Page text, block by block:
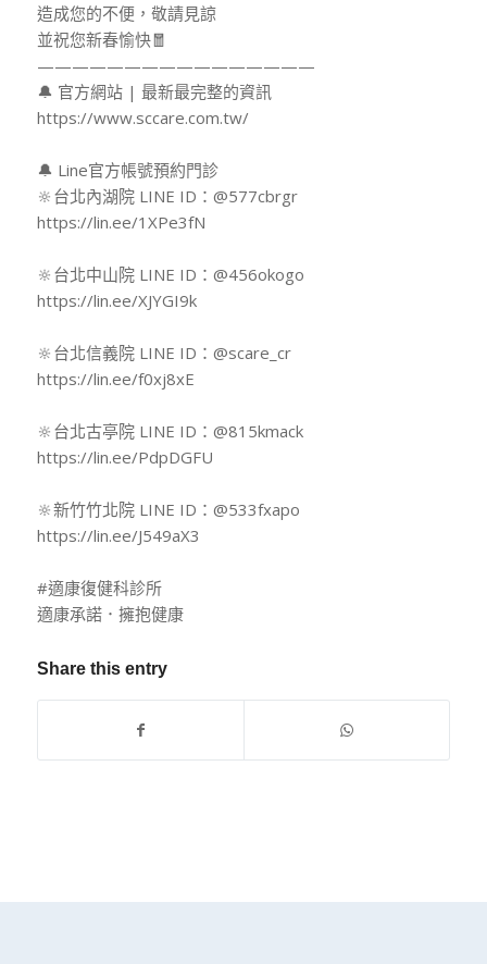
造成您的不便，敬請見諒
並祝您新春愉快🧧
————————————————
🔔 官方網站 | 最新最完整的資訊
https://www.sccare.com.tw/
🔔 Line官方帳號預約門診
🔆台北內湖院 LINE ID：@577cbrgr
https://lin.ee/1XPe3fN
🔆台北中山院 LINE ID：@456okogo
https://lin.ee/XJYGI9k
🔆台北信義院 LINE ID：@scare_cr
https://lin.ee/f0xj8xE
🔆台北古亭院 LINE ID：@815kmack
https://lin.ee/PdpDGFU
🔆新竹竹北院 LINE ID：@533fxapo
https://lin.ee/J549aX3
#適康復健科診所
適康承諾．擁抱健康
Share this entry